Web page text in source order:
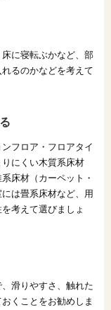
に寝転ぶかなど、部
るのかなどを考えて
フロア・フロアタイ
にくい木質系床材
床材（カーペット・
は畳系床材など、用
考えて選びましょ
滑りやすさ、触れた
くことをお勧めしま